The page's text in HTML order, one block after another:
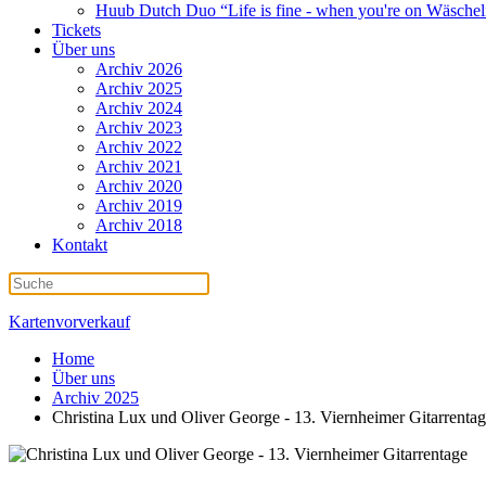
Huub Dutch Duo “Life is fine - when you're on
Tickets
Über uns
Archiv 2026
Archiv 2025
Archiv 2024
Archiv 2023
Archiv 2022
Archiv 2021
Archiv 2020
Archiv 2019
Archiv 2018
Kontakt
Kartenvorverkauf
Home
Über uns
Archiv 2025
Christina Lux und Oliver George - 13. Viernheimer